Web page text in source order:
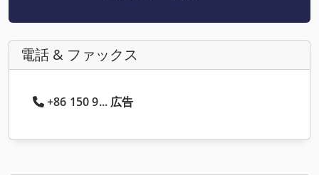
電話 & ファックス
+86 150 9... 広告